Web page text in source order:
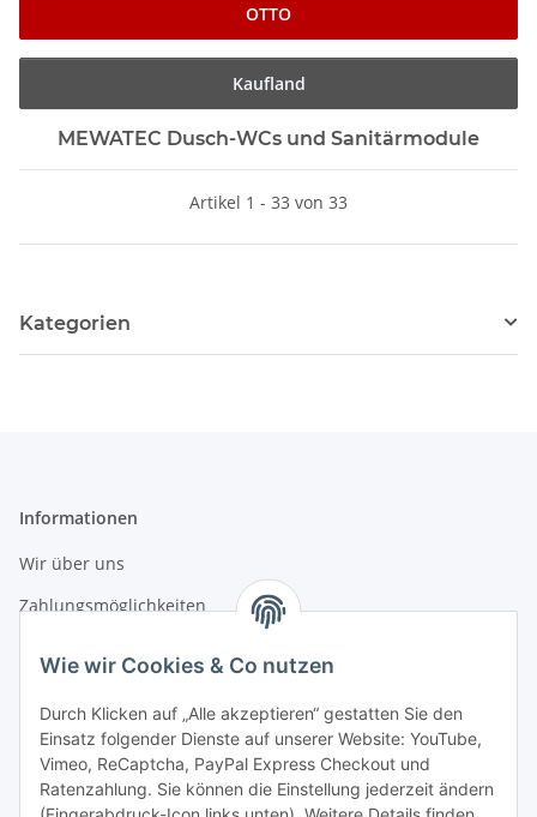
Wie wir Cookies & Co nutzen
Durch Klicken auf „Alle akzeptieren“ gestatten Sie den
Einsatz folgender Dienste auf unserer Website: YouTube,
Vimeo, ReCaptcha, PayPal Express Checkout und
Ratenzahlung. Sie können die Einstellung jederzeit ändern
OTTO
Kaufland
MEWATEC Dusch-WCs und Sanitärmodule
Artikel 1 - 33 von 33
Kategorien
Informationen
Wir über uns
Zahlungsmöglichkeiten
Gesetzliche Informationen
Datenschutz
AGB